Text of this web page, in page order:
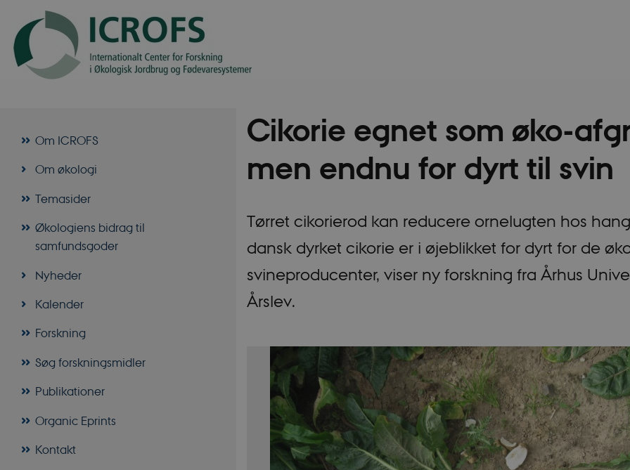
Om ICROFS
Om økologi
Temasider
Økologiens bidrag til
samfundsgoder
Nyheder
Kalender
Forskning
Søg forskningsmidler
Publikationer
Organic Eprints
Kontakt
Cikorie egnet som øko-
men endnu for dyrt til svin
Tørret cikorierod kan reducere ornelugten hos
dansk dyrket cikorie er i øjeblikket for dyrt for de
svineproducenter, viser ny forskning fra Århus
Årslev.